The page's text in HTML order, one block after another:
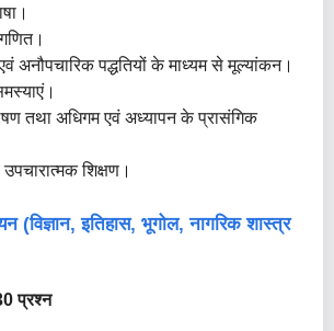
अनौपचारिक पद्धतियों के माध्यम से मूल्यांकन।
तथा अधिगम एवं अध्यापन के प्रासंगिक
शिक्षण।
(विज्ञान, इतिहास, भूगोल, नागरिक शास्त्र
प्रश्न